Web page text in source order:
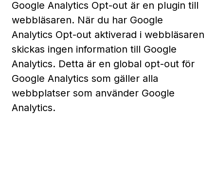
Google Analytics Opt-out är en plugin till
webbläsaren. När du har Google
Analytics Opt-out aktiverad i webbläsaren
skickas ingen information till Google
Analytics. Detta är en global opt-out för
Google Analytics som gäller alla
webbplatser som använder Google
Analytics.